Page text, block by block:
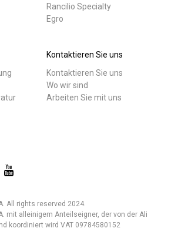
Rancilio Specialty
Egro
Kontaktieren Sie uns
Kontaktieren Sie uns
Wo wir sind
Arbeiten Sie mit uns
All rights reserved 2024.
mit alleinigem Anteilseigner, der von der Ali
koordiniert wird VAT 09784580152